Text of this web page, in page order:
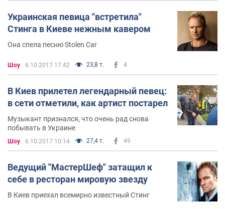
Украинская певица "встретила"
Стинга в Киеве нежным кавером
Она спела песню Stolen Car
Шоу 6.10.2017 17:42 23,8 т. 4
В Киев прилетел легендарный певец:
в сети отметили, как артист постарел
Музыкант признался, что очень рад снова
побывать в Украине
Шоу 6.10.2017 10:14 27,4 т. 49
Ведущий "МастерШеф" затащил к
себе в ресторан мировую звезду
В Киев приехал всемирно известный Стинг